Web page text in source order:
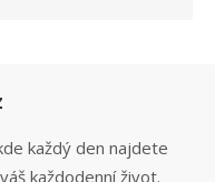
každý den najdete
každodenní život.